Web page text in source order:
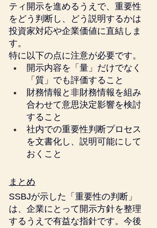
ティ開示を進めるうえで、重要性
をどう判断し、どう説明するかは
投資家対応や企業価値に直結しま
す。
特に以下の点に注意が必要です。
開示内容を「量」だけでなく
「質」でも評価すること
財務情報と非財務情報を組み
合わせて意思決定影響を検討
すること
社内での重要性判断プロセス
を文書化し、説明可能にして
おくこと
まとめ
SSBJが示した「重要性の判断」
は、企業にとって開示方針を整理
するうえで有益な指針です。今後